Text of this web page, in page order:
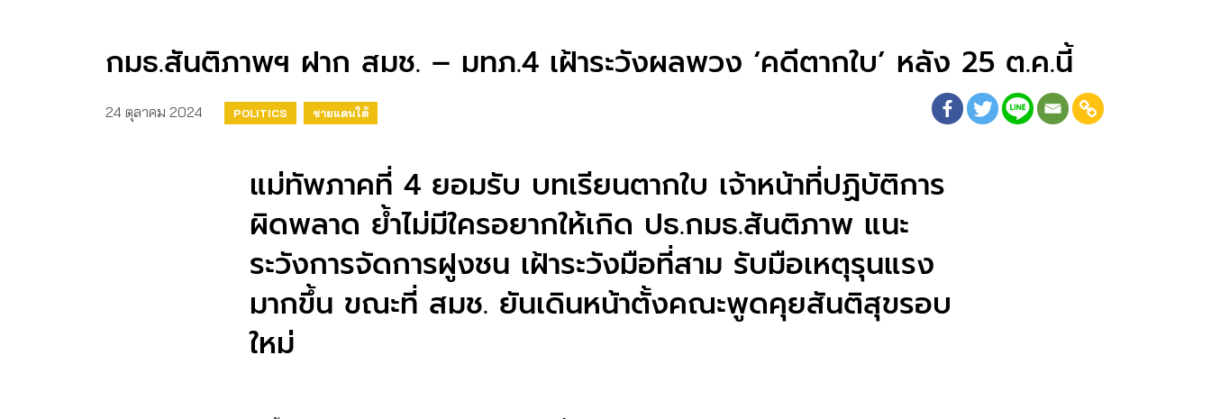
กมธ.สันติภาพฯ ฝาก สมช. – มทภ.4 เฝ้าระวังผลพวง ‘คดีตากใบ’ หลัง 25 ต.ค.นี้
24 ตุลาคม 2024 POLITICS ชายแดนใต้
แม่ทัพภาคที่ 4 ยอมรับ บทเรียนตากใบ เจ้าหน้าที่ปฏิบัติการ
ผิดพลาด ย้ำไม่มีใครอยากให้เกิด ปธ.กมธ.สันติภาพ แนะ
ระวังการจัดการฝูงชน เฝ้าระวังมือที่สาม รับมือเหตุรุนแรง
มากขึ้น ขณะที่ สมช. ยันเดินหน้าตั้งคณะพูดคุยสันติสุขรอบ
ใหม่